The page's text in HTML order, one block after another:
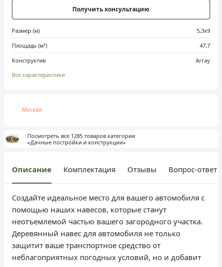
Получить консультацию
Размер (м)
5,3х9
Площадь (м²)
47,7
Конструктив
Array
Все характеристики
Москва
Посмотреть все 1285 товаров категории
«Дачные постройки и конструкции»
Описание Комплектация Отзывы Вопрос-ответ
Создайте идеальное место для вашего автомобиля с
помощью наших навесов, которые станут
неотъемлемой частью вашего загородного участка.
Деревянный навес для автомобиля не только
защитит ваше транспортное средство от
неблагоприятных погодных условий, но и добавит